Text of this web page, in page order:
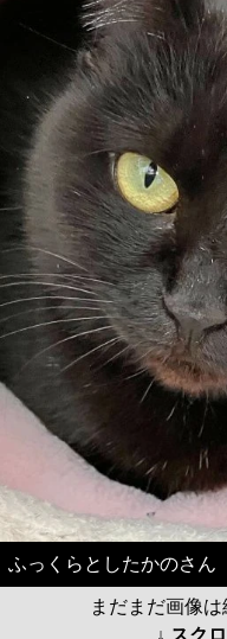
ふっくらとしたかのさん
まだまだ画像は